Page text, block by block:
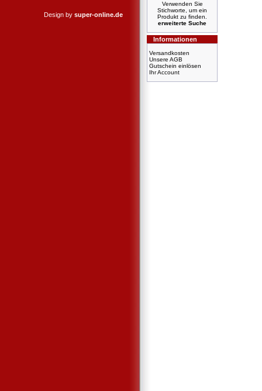
Design by super-online.de
Verwenden Sie
Stichworte, um ein
Produkt zu finden.
erweiterte Suche
Informationen
Versandkosten
Unsere AGB
Gutschein einlösen
Ihr Account